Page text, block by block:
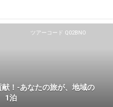
ツアーコード Q02BNO
！-あなたの旅が、地域の
1泊